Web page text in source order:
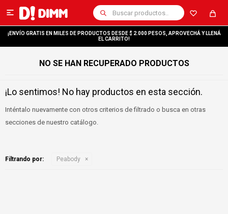

¡ENVÍO GRATIS EN MILES DE PRODUCTOS DESDE $ 2.000 PESOS, APROVECHÁ Y LLENÁ
EL CARRITO!
NO SE HAN RECUPERADO PRODUCTOS
¡Lo sentimos! No hay productos en esta sección.
Inténtalo nuevamente con otros criterios de filtrado o busca en otras
secciones de nuestro catálogo.
Filtrando por: Peabody